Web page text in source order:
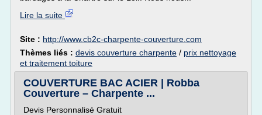
Lire la suite
Site : http://www.cb2c-charpente-couverture.com
Thèmes liés : devis couverture charpente / prix nettoyage
et traitement toiture
COUVERTURE BAC ACIER | Robba
Couverture – Charpente ...
Devis Personnalisé Gratuit